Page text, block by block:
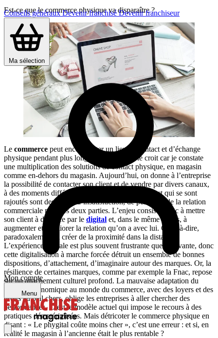
Conseils générauxDevenir franchiséDevenir franchiseur
Ma sélection
Mon compte
Menu
Est-ce que le commerce physique va disparaître ?
Le commerce peut encore rester un lieu de contact et d’échange
physique pendant plus longtemps qu’on ne le croit car je constate
une multiplication des solutions de contact physique, en magasin
comme en-dehors du magasin. Aujourd’hui, on donne à l’entreprise
la possibilité de contacter son client et de vendre par divers canaux,
à des moments différents. Mais les points de contact qui se sont
rajoutés sont des points d’insatisfaction, de pénibilité de la relation
commerciale pour les deux parties. L’enjeu consiste donc à mettre
son client à distance par le digital et, dans le même temps, à
augmenter et améliorer la relation qu’on a avec lui. C’est-à-dire,
paradoxalement, à créer de la proximité dans la distance.
L’expérience digitale est plus souvent frustrante que motivante, donc
cette digitalisation à marche forcée détruit un ensemble de bonnes
dispositions, d’attachement, d’imaginaire autour des marques. Or, la
résilience de certaines marques, comme par exemple la Fnac, repose
sur un attachement culturel profond. La mauvaise adaptation du
système économique au monde du commerce, avec des loyers et des
droits au bail chers, oblige les entreprises à aller chercher des
performances. C’est le modèle actuel qui impose le recours à des
pratiques dématérialisées. Mais détricoter le commerce physique en
disant : « Le phygital coûte moins cher », c’est une erreur : et si, en
réalité le magasin à l’ancienne était le plus rentable ?